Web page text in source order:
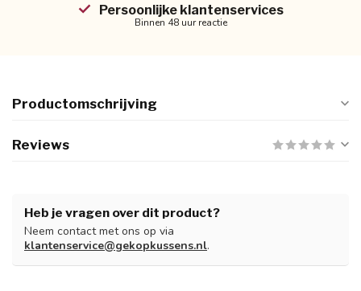
Persoonlijke klantenservices
Binnen 48 uur reactie
Productomschrijving
Reviews
Heb je vragen over dit product?
Neem contact met ons op via
klantenservice@gekopkussens.nl.